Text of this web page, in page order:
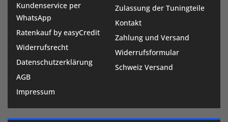
Kundenservice per
WhatsApp
Ratenkauf by easyCredit
Widerrufsrecht
Datenschutzerklärung
AGB
Impressum
Zulassung der Tuningteile
Kontakt
Zahlung und Versand
Widerrufsformular
Schweiz Versand